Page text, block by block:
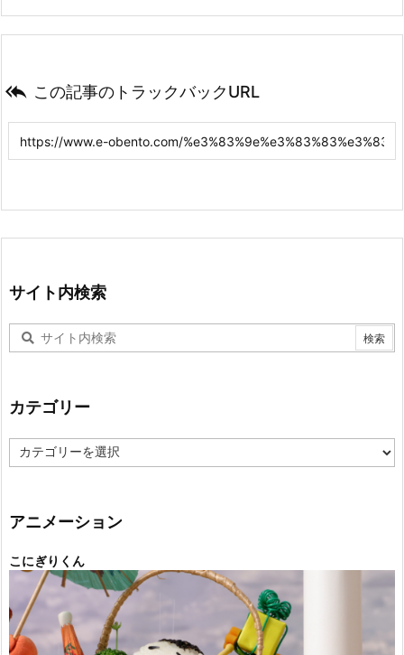
 この記事のトラックバックURL
サイト内検索
カテゴリー
テ
ー
アニメーション
こにぎりくん